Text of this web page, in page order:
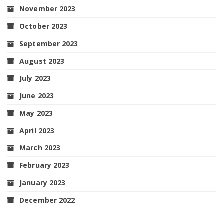
November 2023
October 2023
September 2023
August 2023
July 2023
June 2023
May 2023
April 2023
March 2023
February 2023
January 2023
December 2022